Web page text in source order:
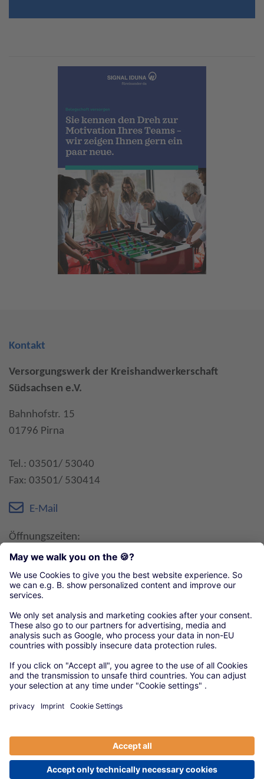
Kontakt
Versorgungswerk der Kreishandwerkerschaft
Südsachsen e.V.
Bahnhofstr. 15
01796 Pirna
Tel.: 03501/ 53040
Fax: 03501/ 530414
E-Mail
Öffnungszeiten:
Mo, Di, Mi 8-16 Uhr
Do 8-18 Uhr
Fr 8-12 Uhr
Organisationen unseres örtlichen Handwerks
Kreishandwerkerschaft Südsachsen
© 2020 Versorgungswerke|Anbieter|Datenschutz|
Cookie-Einstellungen